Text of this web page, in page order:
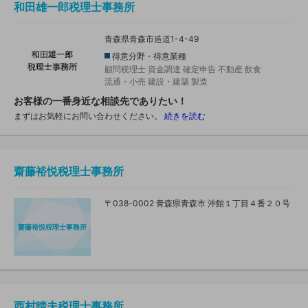
和田雄一郎税理士事務所
青森県青森市造道1-4-49
得意分野・得意業種
顧問税理士 資金調達 確定申告 不動産 飲食
流通・小売 建設・建築 製造
お客様の一番身近な相談先でありたい！
まずはお気軽にお問い合わせください。 続きを読む
齋藤裕悦税理士事務所
齋藤裕悦税理士事務所
〒038-0002 青森県青森市 沖館１丁目４番２０号